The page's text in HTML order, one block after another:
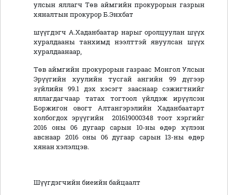
улсын яллагч Төв аймгийн прокурорын газрын
хяналтын прокурор Б.Энхбат
шүүгдэгч А.Хаданбаатар нарыг оролцуулан шүүх
хуралдааны танхимд нээлттэй явуулсан шүүх
хуралдаанаар,
Төв аймгийн прокурорын газраас Монгол Улсын
Эрүүгийн хуулийн тусгай ангийн 99 дүгээр
зүйлийн 99.1 дэх хэсэгт зааснаар сэжигтнийг
яллагдагчаар татах тогтоол үйлдэж ирүүлсэн
Боржигон овогт Алтангэрэлийн Хаданбаатарт
холбогдох эрүүгийн 201619000348 тоот хэргийг
2016 оны 06 дугаар сарын 10-ны өдөр хүлээн
авснаар 2016 оны 06 дугаар сарын 13-ны өдөр
хянан хэлэлцэв.
Шүүгдэгчийн биеийн байцаалт